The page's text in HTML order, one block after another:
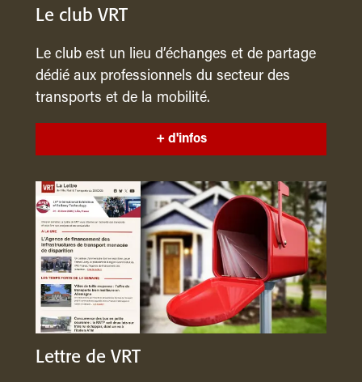
Le club VRT
Le club est un lieu d’échanges et de partage
dédié aux professionnels du secteur des
transports et de la mobilité.
+ d'infos
Lettre de VRT